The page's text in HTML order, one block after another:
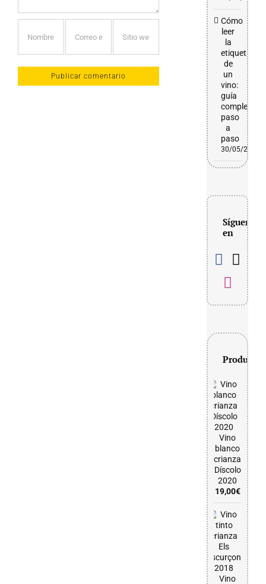
Cómo
leer
la
etiqueta
de
un
vino:
guía
completa
paso
a
paso
30/05/2026
Síguenos
en
Productos
Vino
blanco
crianza
Díscolo
2020
19,00€
Vino